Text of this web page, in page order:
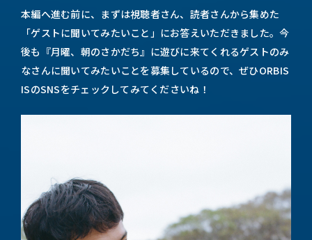
本編へ進む前に、まずは視聴者さん、読者さんから集めた
「ゲストに聞いてみたいこと」にお答えいただきました。今
後も『月曜、朝のさかだち』に遊びに来てくれるゲストのみ
なさんに聞いてみたいことを募集しているので、ぜひORBIS
ISのSNSをチェックしてみてくださいね！